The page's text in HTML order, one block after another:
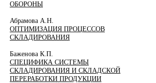
ОБОРОНЫ
Абрамова А.Н.
ОПТИМИЗАЦИЯ ПРОЦЕССОВ
СКЛАДИРОВАНИЯ
Баженова К.П.
СПЕЦИФИКА СИСТЕМЫ
СКЛАДИРОВАНИЯ И СКЛАДСКОЙ
ПЕРЕРАБОТКИ ПРОДУКЦИИ